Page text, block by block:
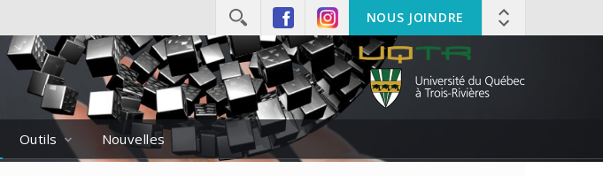
NOUS JOINDRE
Outils Nouvelles